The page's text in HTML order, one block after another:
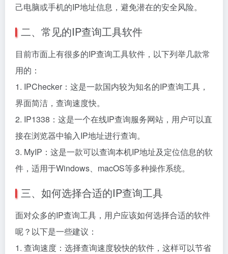
己电脑或手机的IP地址信息，避免潜在的安全风险。
二、常见的IP查询工具软件
目前市面上有很多的IP查询工具软件，以下列举几款常
用的：
1. IPChecker：这是一款国内较为知名的IP查询工具，
界面简洁，查询速度快。
2. IP1338：这是一个在线IP查询服务网站，用户可以直
接在浏览器中输入IP地址进行查询。
3. MyIP：这是一款可以查询本机IP地址及定位信息的软
件，适用于Windows、macOS等多种操作系统。
三、如何选择合适的IP查询工具
面对众多的IP查询工具，用户应该如何选择合适的软件
呢？以下是一些建议：
1. 查询速度：选择查询速度较快的软件，这样可以节省